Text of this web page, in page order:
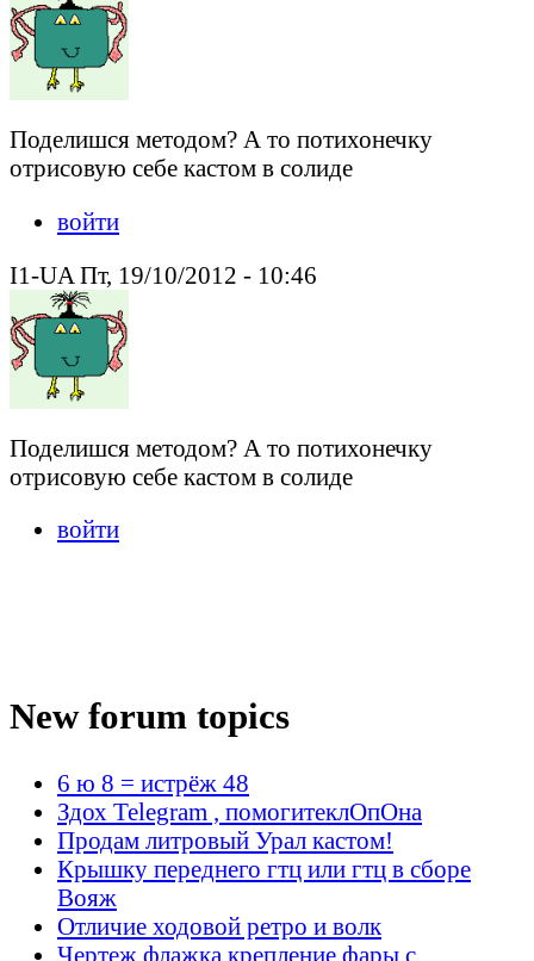
Поделишся методом? А то потихонечку
отрисовую себе кастом в солиде
войти
I1-UA Пт, 19/10/2012 - 10:46
Поделишся методом? А то потихонечку
отрисовую себе кастом в солиде
войти
New forum topics
6 ю 8 = истрёж 48
Здох Telegram , помогитеклОпОна
Продам литровый Урал кастом!
Крышку переднего гтц или гтц в сборе
Вояж
Отличие ходовой ретро и волк
Чертеж флажка крепление фары с